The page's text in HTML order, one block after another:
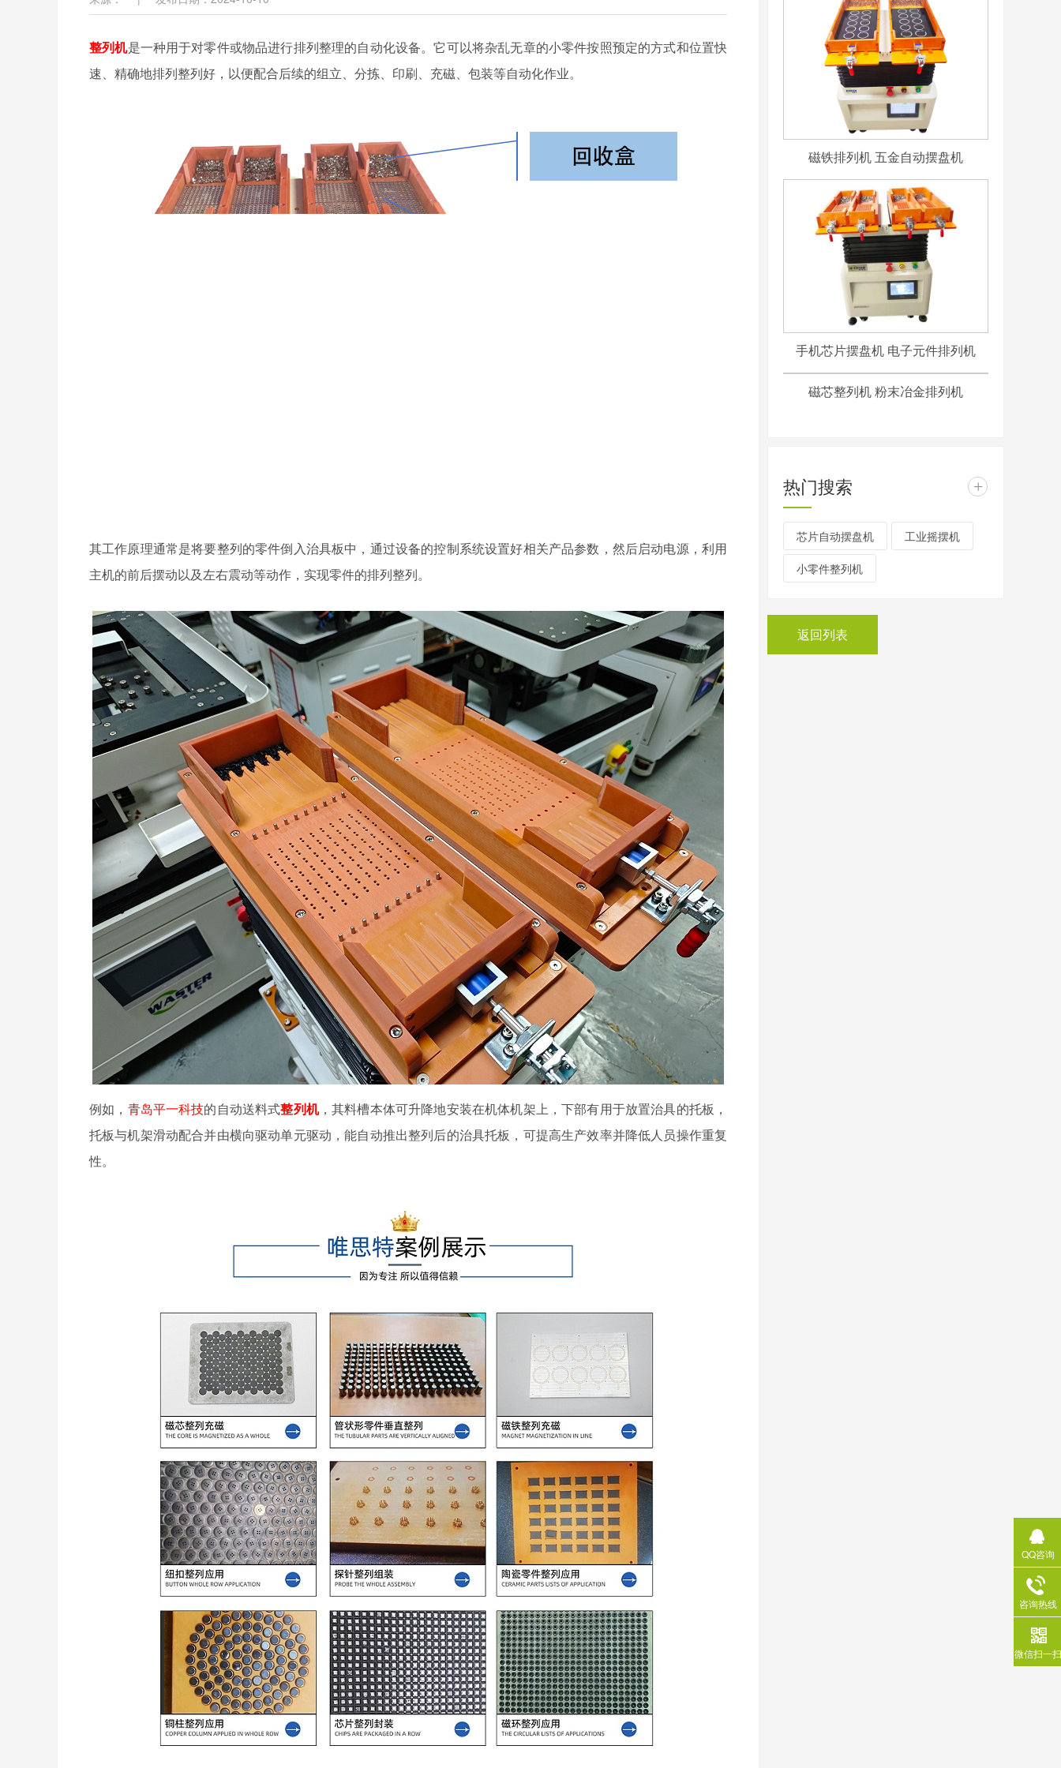
整列机是一种用于对零件或物品进行排列整理的自动化设备。它可以将杂乱无章的小零件按照预定的方式和位置快
速、精确地排列整列好，以便配合后续的组立、分拣、印刷、充磁、包装等自动化作业。
其工作原理通常是将要整列的零件倒入治具板中，通过设备的控制系统设置好相关产品参数，然后启动电源，利用
主机的前后摆动以及左右震动等动作，实现零件的排列整列。
例如， 青岛平一科技的自动送料式整列机，其料槽本体可升降地安装在机体机架上，下部有用于放置治具的托板，
托板与机架滑动配合并由横向驱动单元驱动，能自动推出整列后的治具托板，可提高生产效率并降低人员操作重复
性。
磁铁排列机 五金自动摆盘机
手机芯片摆盘机 电子元件排列机
磁芯整列机 粉末冶金排列机
热门搜索 +
芯片自动摆盘机 工业摇摆机
小零件整列机
返回列表
QQ咨询
咨询热线
微信扫一扫